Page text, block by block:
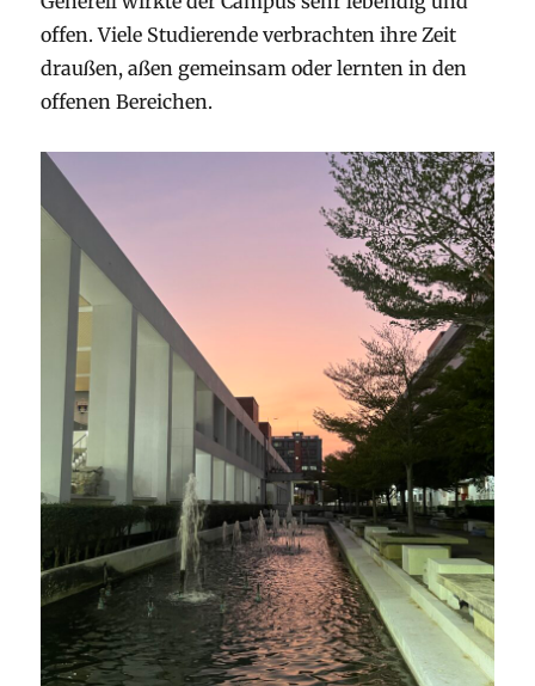
offen. Viele Studierende verbrachten ihre Zeit
draußen, aßen gemeinsam oder lernten in den
offenen Bereichen.